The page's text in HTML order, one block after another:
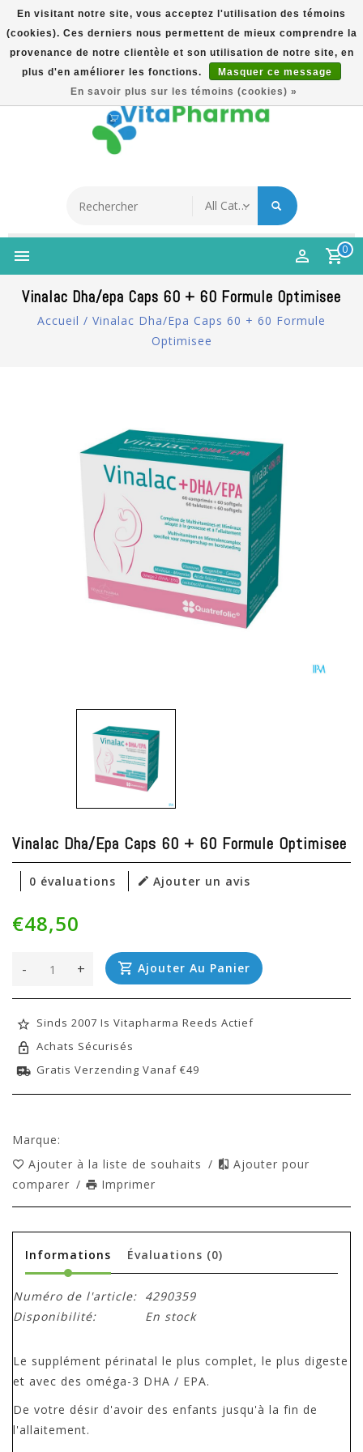
5% Korting Na Aanmelding Op Nieuwsbrief | Gratis
Verzending Vanaf €49 | Online Sinds 2007
Français
0
Vinalac Dha/epa Caps 60 + 60 Formule Optimisee
Accueil / Vinalac Dha/epa Caps 60 + 60 Formule
Optimisee
Vinalac Dha/epa Caps 60 + 60 Formule Optimisee
0 évaluations Ajouter un avis
€48,50
+
- Ajouter Au Panier
Sinds 2007 Is Vitapharma Reeds Actief
Achats Sécurisés
Gratis Verzending Vanaf €49
Marque:
Ajouter à la liste de souhaits /
Ajouter pour
comparer / Imprimer
Informations Évaluations (0)
Numéro de l'article: 4290359
Disponibilité:
En stock
Le supplément périnatal le plus complet, le plus digeste
et avec des oméga-3 DHA / EPA.
De votre désir d'avoir des enfants jusqu'à la fin de
l'allaitement.
En visitant notre site, vous acceptez l'utilisation des témoins
(cookies). Ces derniers nous permettent de mieux comprendre la
provenance de notre clientèle et son utilisation de notre site, en
plus d'en améliorer les fonctions.
Masquer ce message
En savoir plus sur les témoins (cookies) »